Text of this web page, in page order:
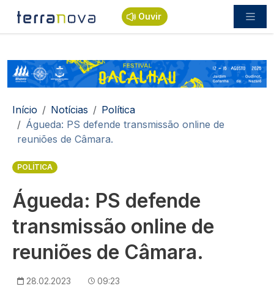
Passar para o conteúdo principal
Ouvir
Navegação estrutural
Início Notícias
Política
Águeda: PS defende transmissão online de
reuniões de Câmara.
POLÍTICA
Águeda: PS defende
transmissão online de
reuniões de Câmara.
28.02.2023 09:23